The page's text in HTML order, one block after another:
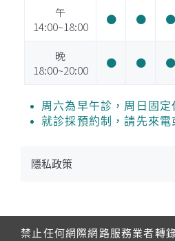
午
14:00~18:00
● ● ●
晚
18:00~20:00
● ● ●
周六為早午診，周日固定
就診採預約制，請先來電
隱私政策
禁止任何網際網路服務業者轉